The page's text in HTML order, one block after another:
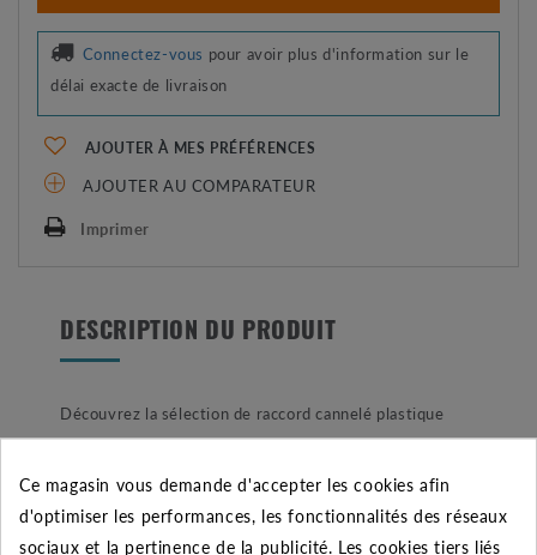
Connectez-vous pour avoir plus d'information sur le
délai exacte de livraison
AJOUTER À MES PRÉFÉRENCES
AJOUTER AU COMPARATEUR
Imprimer
DESCRIPTION DU PRODUIT
Découvrez la sélection de raccord cannelé plastique
avec ce raccord cannelé/fileté 3/4" pour tuyau goutte-
à-goutte. Cet embout est dit de série longue, il
convient à des tuyaux de 16 mm de diamètre. L'embout
se compose de deux raccordements en diamètre 16 mm
Ce magasin vous demande d'accepter les cookies afin
d'optimiser les performances, les fonctionnalités des réseaux
sociaux et la pertinence de la publicité. Les cookies tiers liés